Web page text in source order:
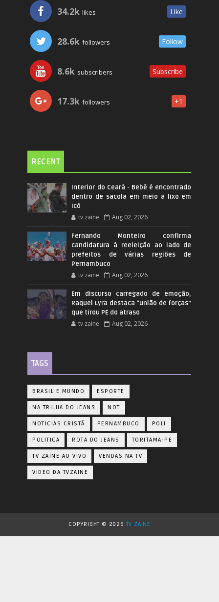
34.2k likes Like
28.6k followers Follow
8.6k subscribers Subscribe
17.3k followers +1
RECENT
Interior do Ceará - Bebê é encontrado
dentro de sacola em meio a lixo em
Icó
tv zaine Aug 02, 2026
Fernando Monteiro confirma
candidatura à reeleição ao lado de
prefeitos de várias regiões de
Pernambuco
tv zaine Aug 02, 2026
Em discurso carregado de emoção,
Raquel Lyra destaca “união de forças”
que tirou PE do atraso
tv zaine Aug 02, 2026
TAGS
BRASIL E MUNDO ESPORTE
NA TRILHA DO JEANS NOT
NOTICIAS CRISTÃ PERNAMBUCO POLI
POLITICA ROTA DO JEANS TORITAMA-PE
TV ZAINE AO VIVO VENDAS NA TV
VIDEO DA TVZAINE
COPYRIGHT © 2026TV ZAINE